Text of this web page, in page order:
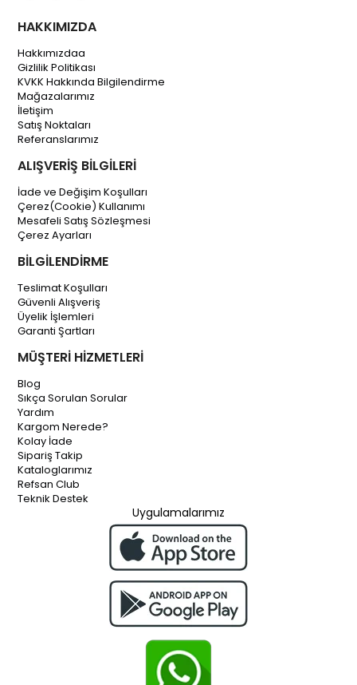
HAKKIMIZDA
Hakkımızdaa
Gizlilik Politikası
KVKK Hakkında Bilgilendirme
Mağazalarımız
İletişim
Satış Noktaları
Referanslarımız
ALIŞVERİŞ BİLGİLERİ
İade ve Değişim Koşulları
Çerez(Cookie) Kullanımı
Mesafeli Satış Sözleşmesi
Çerez Ayarları
BİLGİLENDİRME
Teslimat Koşulları
Güvenli Alışveriş
Üyelik İşlemleri
Garanti Şartları
MÜŞTERİ HİZMETLERİ
Blog
Sıkça Sorulan Sorular
Yardım
Kargom Nerede?
Kolay İade
Sipariş Takip
Kataloglarımız
Refsan Club
Teknik Destek
Uygulamalarımız